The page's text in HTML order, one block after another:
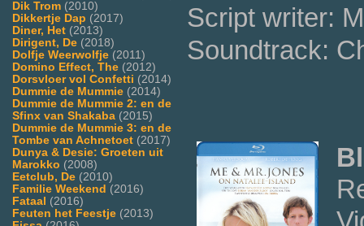
Dik Trom (2010)
Dikkertje Dap (2017)
Diner, Het (2013)
Dirigent, De (2018)
Dolfje Weerwolfje (2011)
Domino Effect, The (2012)
Dorsvloer vol Confetti (2014)
Dummie de Mummie (2014)
Dummie de Mummie 2: en de
Sfinx van Shakaba (2015)
Dummie de Mummie 3: en de
Tombe van Achnetoet (2017)
Dunya & Desie: Groeten uit
Marokko (2008)
Eetclub, De (2010)
Familie Weekend (2016)
Fataal (2016)
Feuten het Feestje (2013)
Script writer:
Soundtrack: